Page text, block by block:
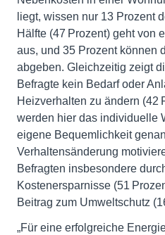
liegt, wissen nur 13 Prozent
Hälfte (47 Prozent) geht von
aus, und 35 Prozent können
abgeben. Gleichzeitig zeigt
Befragte kein Bedarf oder
Heizverhalten zu ändern (42
werden hier das individuelle
eigene Bequemlichkeit
Verhaltensänderung
Befragten insbesondere
Kostenersparnisse (51
Beitrag zum Umweltschutz
„Für eine erfolgreiche